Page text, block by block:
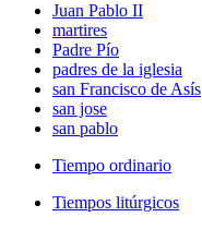
Juan Pablo II
martires
Padre Pío
padres de la iglesia
san Francisco de Asís
san jose
san pablo
Tiempo ordinario
Tiempos litúrgicos